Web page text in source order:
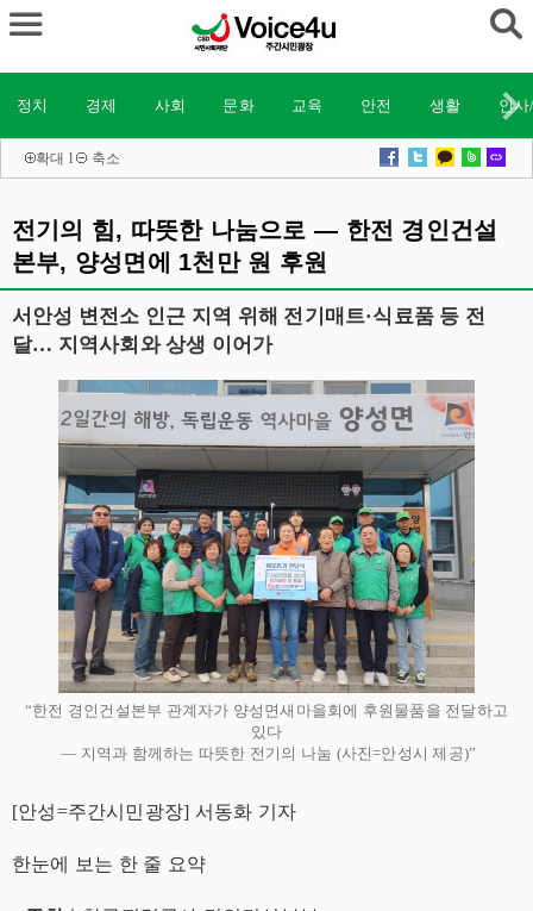
정치 경제 사회 문화 교육 안전 생활 인
확대 l 축소
전기의 힘, 따뜻한 나눔으로 — 한전 경인건설
본부, 양성면에 1천만 원 후원
서안성 변전소 인근 지역 위해 전기매트·식료품 등 전
달… 지역사회와 상생 이어가
“한전 경인건설본부 관계자가 양성면새마을회에 후원물품을 전달하고
있다
— 지역과 함께하는 따뜻한 전기의 나눔 (사진=안성시 제공)”
[안성=주간시민광장] 서동화 기자
한눈에 보는 한 줄 요약